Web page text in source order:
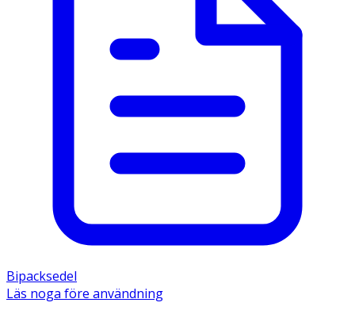
Bipacksedel
Läs noga före användning